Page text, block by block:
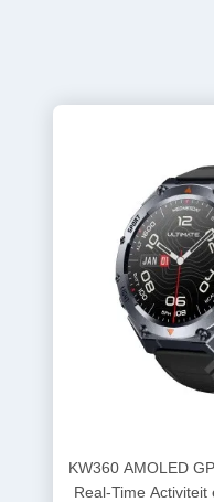
KW360 AMOLED
Real-Time Activiteit